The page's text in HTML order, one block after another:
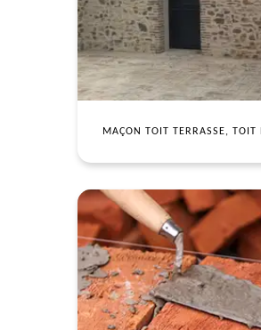
MAÇON TOIT TERRASSE, TOIT